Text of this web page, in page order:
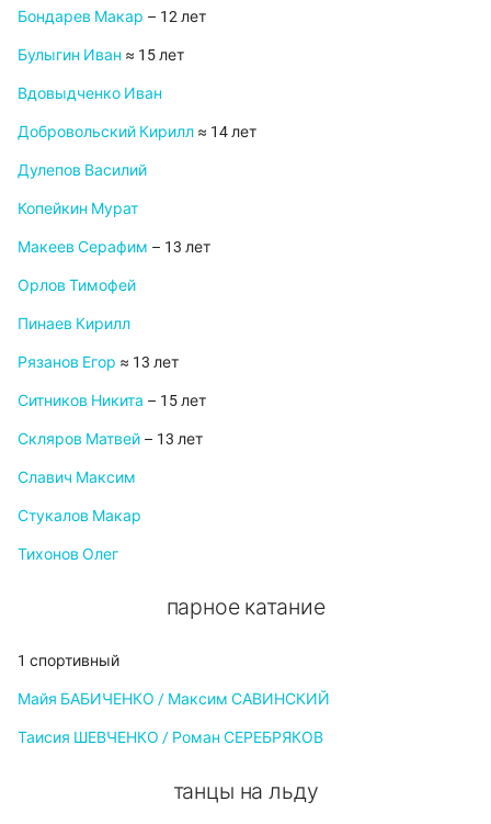
Бондарев Макар – 12 лет
Булыгин Иван ≈ 15 лет
Вдовыдченко Иван
Добровольский Кирилл ≈ 14 лет
Дулепов Василий
Копейкин Мурат
Макеев Серафим – 13 лет
Орлов Тимофей
Пинаев Кирилл
Рязанов Егор ≈ 13 лет
Ситников Никита – 15 лет
Скляров Матвей – 13 лет
Славич Максим
Стукалов Макар
Тихонов Олег
парное катание
1 спортивный
Майя БАБИЧЕНКО / Максим САВИНСКИЙ
Таисия ШЕВЧЕНКО / Роман СЕРЕБРЯКОВ
танцы на льду